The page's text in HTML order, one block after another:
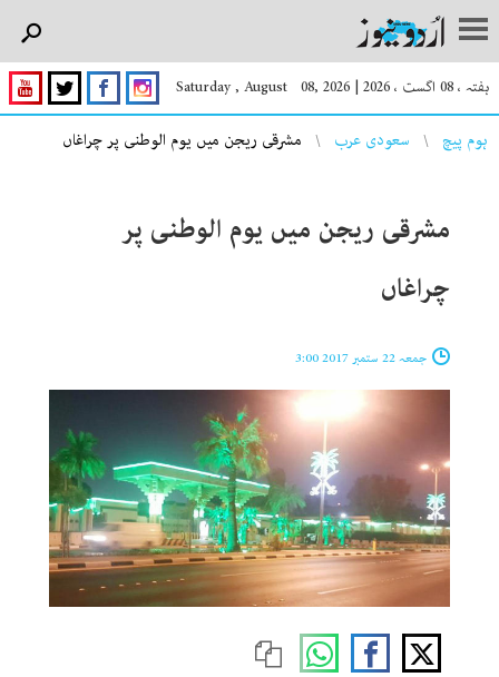
ہفتہ ، 08 اگست ، 2026 |
Saturday , August 08, 2026
You are here
ہوم پیچ سعودی عرب مشرقی ریجن میں یوم الوطنی پر چراغاں
مشرقی ریجن میں یوم الوطنی پر
چراغاں
جمعہ 22 ستمبر 2017 3:00